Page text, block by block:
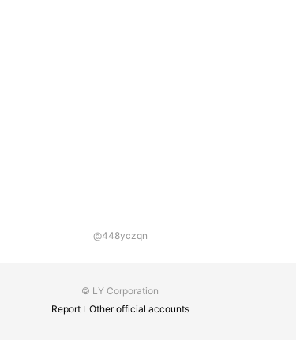
@448yczqn
© LY Corporation
Report
Other official accounts